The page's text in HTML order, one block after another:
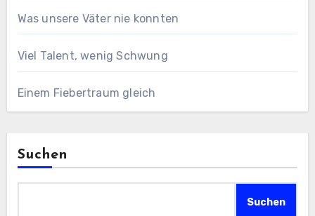
Was unsere Väter nie konnten
Viel Talent, wenig Schwung
Einem Fiebertraum gleich
Suchen
Suchen